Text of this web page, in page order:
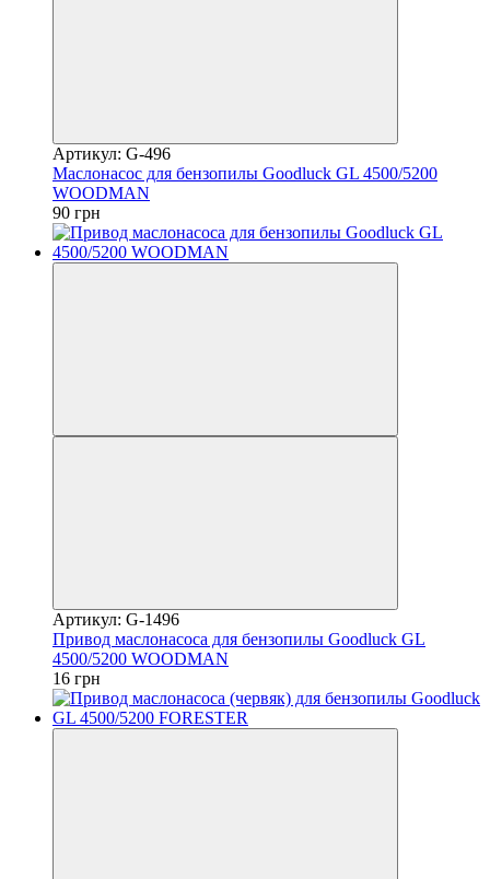
Артикул: G-496
Маслонасос для бензопилы Goodluck GL 4500/5200
WOODMAN
90 грн
Артикул: G-1496
Привод маслонасоса для бензопилы Goodluck GL
4500/5200 WOODMAN
16 грн